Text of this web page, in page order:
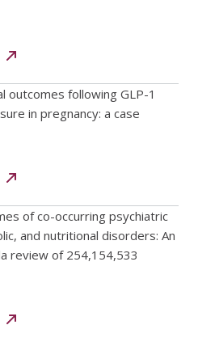
outcomes following GLP-1
in pregnancy: a case
of co-occurring psychiatric
and nutritional disorders: An
review of 254,154,533